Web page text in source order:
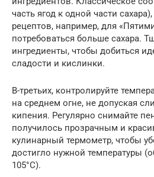
часть ягод к одной части
рецептов, например, для
потребоваться больше сахара.
ингредиенты, чтобы добиться
сладости и кислинки.
В-третьих, контролируйте
на среднем огне, не допуская
кипения. Регулярно снимайте
получилось прозрачным и
кулинарный термометр, чтобы
достигло нужной температуры
105°C).